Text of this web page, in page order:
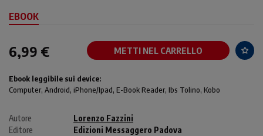
EBOOK
6,99 € METTI NEL CARRELLO
Ebook leggibile sui device:
Computer, Android, iPhone/Ipad, E-Book Reader, Ibs Tolino, Kobo
Autore
Lorenzo Fazzini
Editore
Edizioni Messaggero Padova